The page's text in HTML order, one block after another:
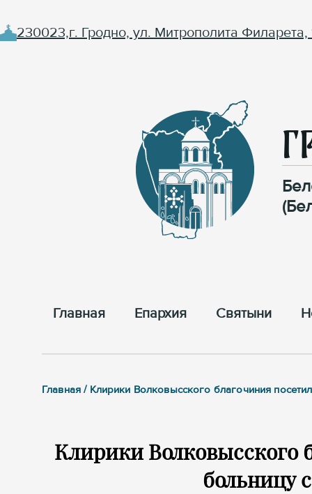
230023,г. Гродно, ул. Митрополита Филарета,
Главная Епархия Cвятыни
Главная / Клирики Волковысского благочиния
Клирики Волковысского
больницу